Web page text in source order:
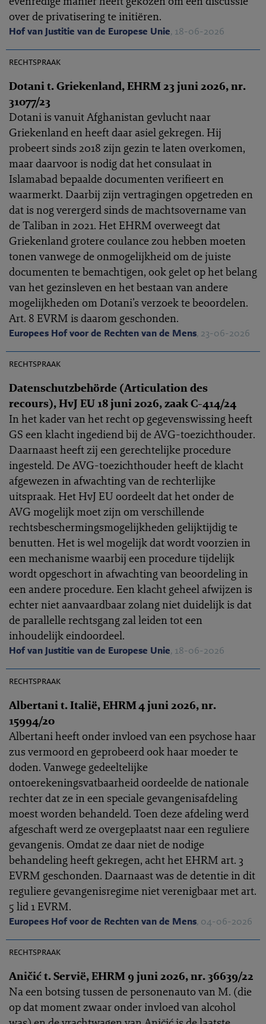
over de privatisering te initiëren.
Hof van Justitie van de Europese Unie, 18-06-2026
rechtspraak
Dotani t. Griekenland, EHRM 23 juni 2026, nr.
31077/23
Dotani is vanuit Afghanistan gevlucht naar
Griekenland en heeft daar asiel gekregen. Hij
probeert sinds 2018 zijn gezin te laten overkomen,
maar daarvoor is nodig dat het consulaat in
Islamabad bepaalde documenten verifieert en
waarmerkt. Daarbij zijn vertragingen opgetreden en
dat is nog verergerd sinds de machtsovername van
de Taliban in 2021. Het EHRM overweegt dat
Griekenland grotere coulance zou hebben moeten
tonen vanwege de onmogelijkheid om de juiste
documenten te bemachtigen, ook gelet op het belang
van het gezinsleven en het bestaan van andere
mogelijkheden om Dotani’s verzoek te beoordelen.
Art. 8 EVRM is daarom geschonden.
Europees Hof voor de Rechten van de Mens, 23-06-2026
rechtspraak
Datenschutzbehörde (Articulation des
recours), HvJ EU 18 juni 2026, zaak C-414/24
In het kader van het recht op gegevenswissing heeft
GS een klacht ingediend bij de AVG-toezichthouder.
Daarnaast heeft zij een gerechtelijke procedure
ingesteld. De AVG-toezichthouder heeft de klacht
afgewezen in afwachting van de rechterlijke
uitspraak. Het HvJ EU oordeelt dat het onder de
AVG mogelijk moet zijn om verschillende
rechtsbeschermingsmogelijkheden gelijktijdig te
benutten. Het is wel mogelijk dat wordt voorzien in
een mechanisme waarbij een procedure tijdelijk
wordt opgeschort in afwachting van beoordeling in
een andere procedure. Een klacht geheel afwijzen is
echter niet aanvaardbaar zolang niet duidelijk is dat
de parallelle rechtsgang zal leiden tot een
inhoudelijk eindoordeel.
Hof van Justitie van de Europese Unie, 18-06-2026
rechtspraak
Albertani t. Italië, EHRM 4 juni 2026, nr.
15994/20
Albertani heeft onder invloed van een psychose haar
zus vermoord en geprobeerd ook haar moeder te
doden. Vanwege gedeeltelijke
ontoerekeningsvatbaarheid oordeelde de nationale
rechter dat ze in een speciale gevangenisafdeling
moest worden behandeld. Toen deze afdeling werd
afgeschaft werd ze overgeplaatst naar een reguliere
gevangenis. Omdat ze daar niet de nodige
behandeling heeft gekregen, acht het EHRM art. 3
EVRM geschonden. Daarnaast was de detentie in dit
reguliere gevangenisregime niet verenigbaar met art.
5 lid 1 EVRM.
Europees Hof voor de Rechten van de Mens, 04-06-2026
rechtspraak
Aničić t. Servië, EHRM 9 juni 2026, nr. 36639/22
Na een botsing tussen de personenauto van M. (die
op dat moment zwaar onder invloed van alcohol